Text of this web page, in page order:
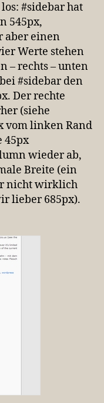
#sidebar hat
545px,
aber einen
Werte stehen
– rechts – unten
#sidebar den
Der rechte
(siehe
vom linken Rand
45px
wieder ab,
Breite (ein
nicht wirklich
lieber 685px).